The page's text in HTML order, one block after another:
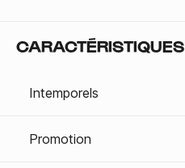
CARACTÉRISTIQUES
Intemporels
Promotion